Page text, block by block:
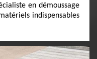
en démoussage
indispensables